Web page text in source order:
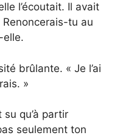
l’écoutait. Il avait
tu au
elle.
brûlante. « Je l’ai
»
su qu’à partir
seulement ton